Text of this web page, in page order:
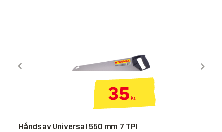
35 kr.
Håndsav Universal 550 mm 7 TPI